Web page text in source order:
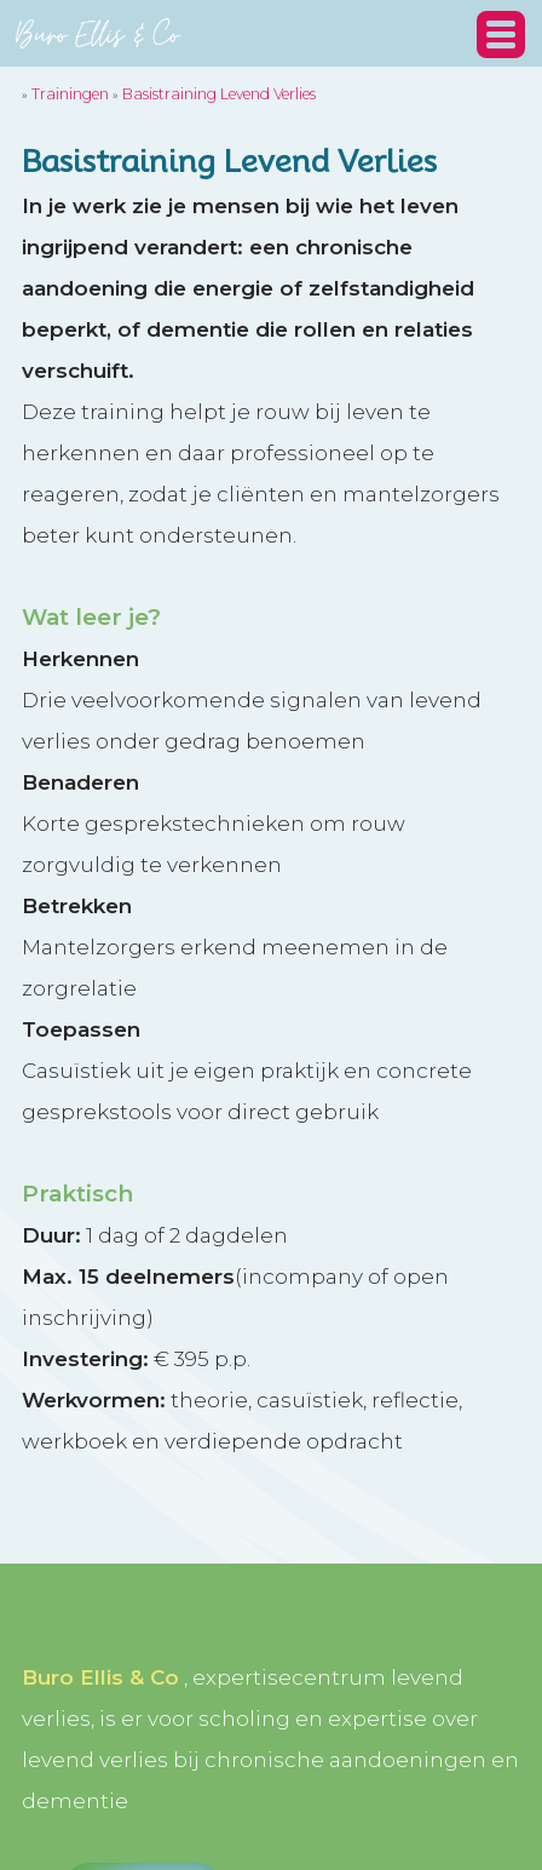
» Trainingen » Basistraining Levend Verlies
Basistraining Levend Verlies
In je werk zie je mensen bij wie het leven
ingrijpend verandert: een chronische
aandoening die energie of zelfstandigheid
beperkt, of dementie die rollen en relaties
verschuift.
Deze training helpt je rouw bij leven te
herkennen en daar professioneel op te
reageren, zodat je cliënten en mantelzorgers
beter kunt ondersteunen.
Wat leer je?
Herkennen
Drie veelvoorkomende signalen van levend
verlies onder gedrag benoemen
Benaderen
Korte gesprekstechnieken om rouw
zorgvuldig te verkennen
Betrekken
Mantelzorgers erkend meenemen in de
zorgrelatie
Toepassen
Casuïstiek uit je eigen praktijk en concrete
gesprekstools voor direct gebruik
Praktisch
Duur: 1 dag of 2 dagdelen
Max. 15 deelnemers(incompany of open
inschrijving)
Investering: € 395 p.p.
Werkvormen: theorie, casuïstiek, reflectie,
werkboek en verdiepende opdracht
Buro Ellis & Co
, expertisecentrum levend
verlies, is er voor scholing en expertise over
levend verlies bij chronische aandoeningen en
dementie